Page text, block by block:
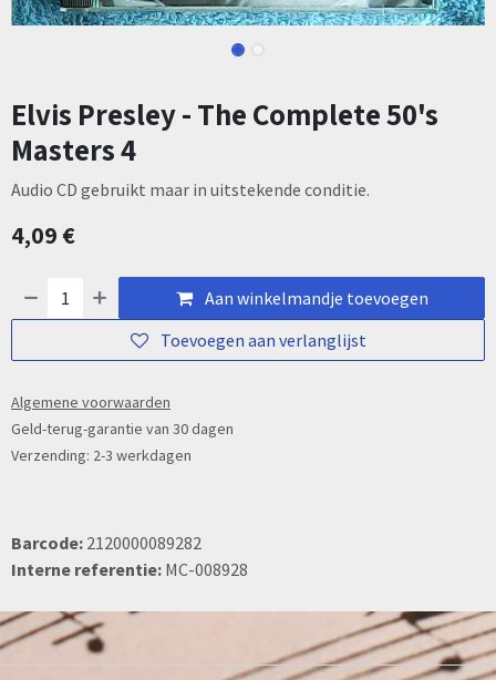
Elvis Presley - The Complete 50's
Masters 4
Audio CD gebruikt maar in uitstekende conditie.
4,09€
Aan winkelmandje toevoegen
Toevoegen aan verlanglijst
Algemene voorwaarden
Geld-terug-garantie van 30 dagen
Verzending: 2-3 werkdagen
Barcode: 2120000089282
Interne referentie: MC-008928